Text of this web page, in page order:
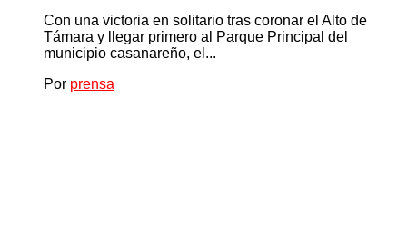
Con una victoria en solitario tras coronar el Alto de
Támara y llegar primero al Parque Principal del
municipio casanareño, el...
Por prensa